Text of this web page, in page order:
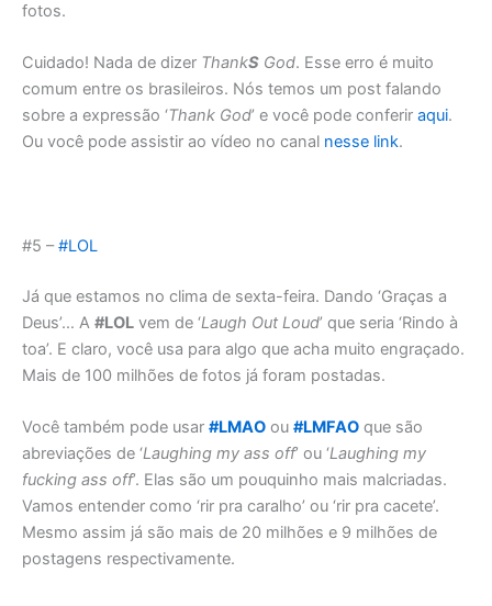
fotos.
Cuidado! Nada de dizer ThankS God. Esse erro é muito
comum entre os brasileiros. Nós temos um post falando
sobre a expressão ‘Thank God’ e você pode conferir aqui.
Ou você pode assistir ao vídeo no canal nesse link.
#5 –#LOL
Já que estamos no clima de sexta-feira. Dando ‘Graças a
Deus’… A #LOL vem de ‘Laugh Out Loud’ que seria ‘Rindo à
toa’. E claro, você usa para algo que acha muito engraçado.
Mais de 100 milhões de fotos já foram postadas.
Você também pode usar #LMAO ou #LMFAO que são
abreviações de ‘Laughing my ass off’ ou ‘Laughing my
fucking ass off’. Elas são um pouquinho mais malcriadas.
Vamos entender como ‘rir pra caralho’ ou ‘rir pra cacete’.
Mesmo assim já são mais de 20 milhões e 9 milhões de
postagens respectivamente.